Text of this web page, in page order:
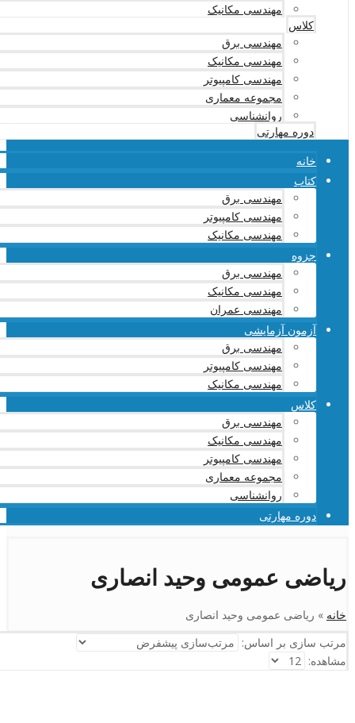
مهندسی مکانیک
کلاس
مهندسی برق
مهندسی مکانیک
مهندسی کامپیوتر
مجموعه معماری
روانشناسی
دوره مهارتی
خانه
کتاب
مهندسی برق
مهندسی کامپیوتر
مهندسی مکانیک
جزوه
مهندسی برق
مهندسی مکانیک
مهندسی عمران
آزمون آزمایشی
مهندسی برق
مهندسی کامپیوتر
مهندسی مکانیک
کلاس
مهندسی برق
مهندسی مکانیک
مهندسی کامپیوتر
مجموعه معماری
روانشناسی
دوره مهارتی
ریاضی عمومی وحید انصاری
خانه » ریاضی عمومی وحید انصاری
مرتب سازی بر اساس:
مشاهده: